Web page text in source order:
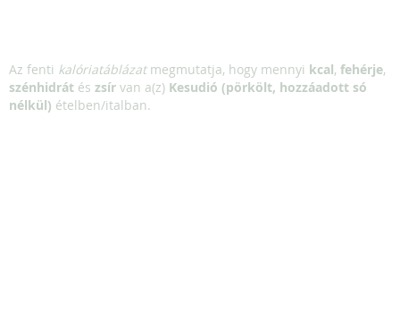
Az fenti kalóriatáblázatmegmutatja, hogy mennyi kcal, fehérje,
szénhidrát és zsír van a(z) Kesudió (pörkölt, hozzáadott só
nélkül) ételben/italban.